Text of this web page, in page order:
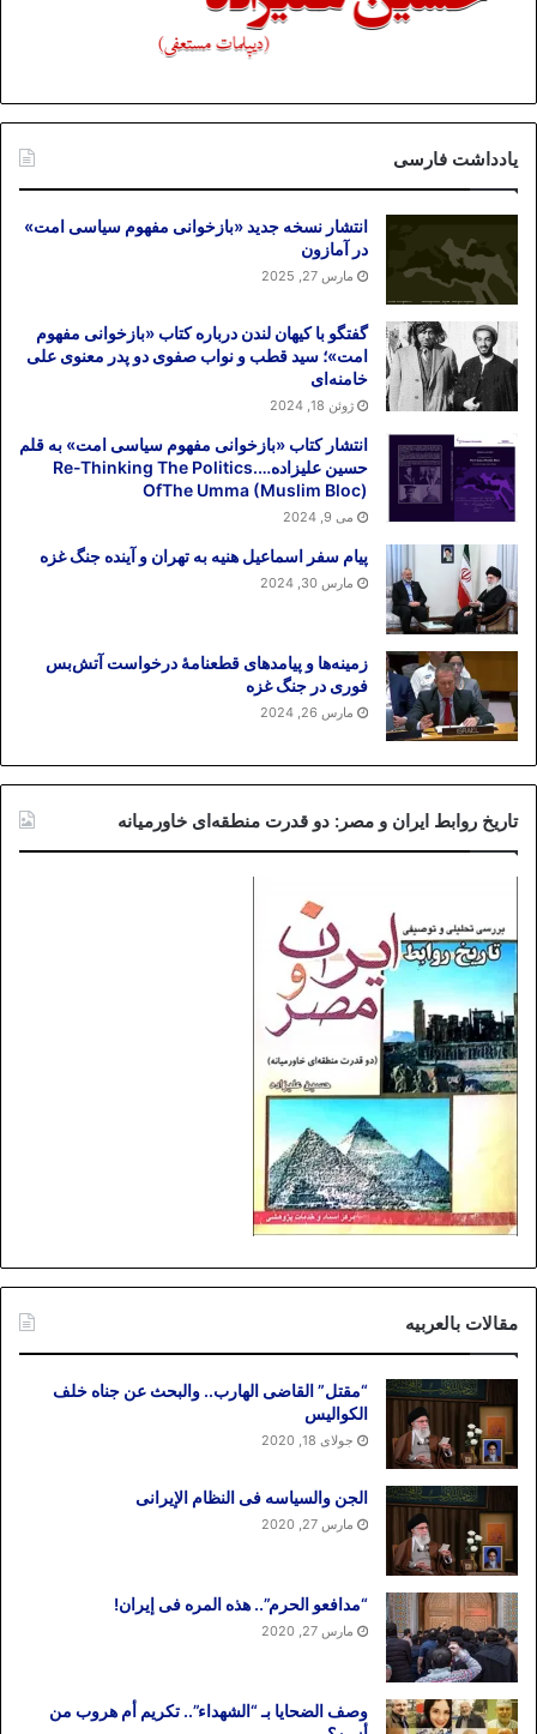
یادداشت فارسی
انتشار نسخه جدید «بازخوانی مفهوم سیاسی امت»
در آمازون
مارس 27, 2025
گفتگو با کیهان لندن درباره کتاب «بازخوانی مفهوم
امت»؛ سید قطب و نواب صفوی دو پدر معنوی علی
خامنه‌ای
ژوئن 18, 2024
انتشار کتاب «بازخوانی مفهوم سیاسی امت» به قلم
حسین علیزاده….Re-Thinking The Politics
OfThe Umma (Muslim Bloc)
می 9, 2024
پیام سفر اسماعیل هنیه به تهران و آینده جنگ غزه
مارس 30, 2024
زمینه‌ها و پیامدهای قطعنامهٔ درخواست آتش‌بس
فوری در جنگ غزه
مارس 26, 2024
تاریخ روابط ایران و مصر: دو قدرت منطقه‌ای خاورمیانه
مقالات بالعربیه
“مقتل” القاضی الهارب.. والبحث عن جناه خلف
الکوالیس
جولای 18, 2020
الجن والسیاسه فی النظام اﻹیرانی
مارس 27, 2020
“مدافعو الحرم”.. هذه المره فی إیران!
مارس 27, 2020
وصف الضحایا بـ “الشهداء”.. تکریم أم هروب من